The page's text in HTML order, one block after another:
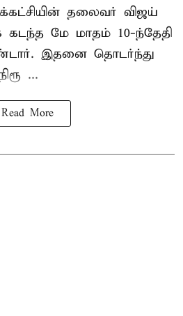
தலைவர் விஜய்
மே மாதம் 10-ந்தேதி
இதனை தொடர்ந்து
...
Read More